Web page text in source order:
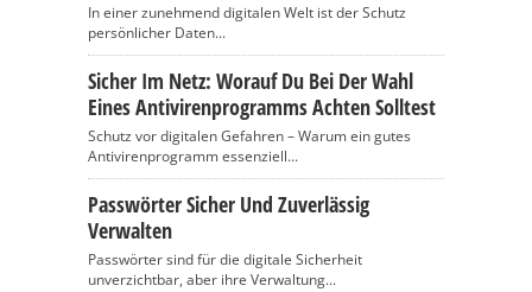
In einer zunehmend digitalen Welt ist der Schutz
persönlicher Daten...
Sicher Im Netz: Worauf Du Bei Der Wahl
Eines Antivirenprogramms Achten Solltest
Schutz vor digitalen Gefahren – Warum ein gutes
Antivirenprogramm essenziell...
Passwörter Sicher Und Zuverlässig
Verwalten
Passwörter sind für die digitale Sicherheit
unverzichtbar, aber ihre Verwaltung...